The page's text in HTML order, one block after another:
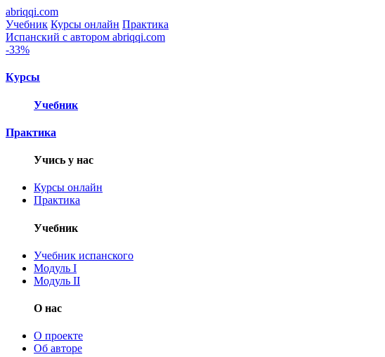
abriqqi.com
Учебник Курсы онлайн Практика
Испанский с автором abriqqi.com
-33%
Курсы
Учебник
Практика
Учись у нас
Курсы онлайн
Практика
Учебник
Учебник испанского
Модуль I
Модуль II
О нас
О проекте
Об авторе